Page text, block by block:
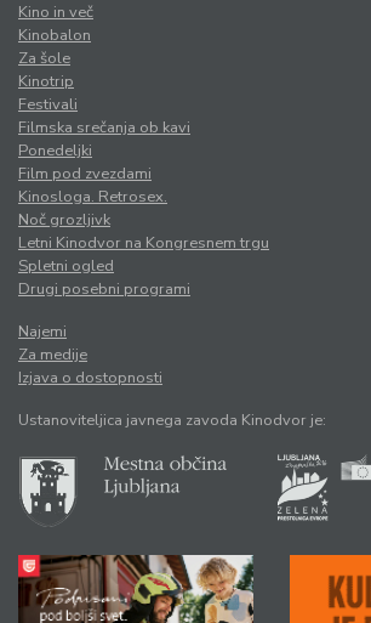
Kino in več
Kinobalon
Za šole
Kinotrip
Festivali
Filmska srečanja ob kavi
Ponedeljki
Film pod zvezdami
Kinosloga. Retrosex.
Noč grozljivk
Letni Kinodvor na Kongresnem trgu
Spletni ogled
Drugi posebni programi
Najemi
Za medije
Izjava o dostopnosti
Ustanoviteljica javnega zavoda Kinodvor je: